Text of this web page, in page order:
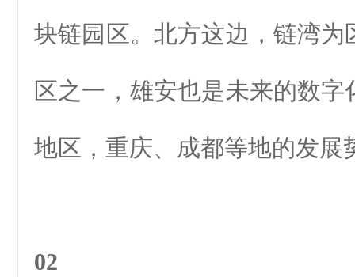
块链园区。北方这边，链湾为
区之一，雄安也是未来的数
地区，重庆、成都等地的发展
02